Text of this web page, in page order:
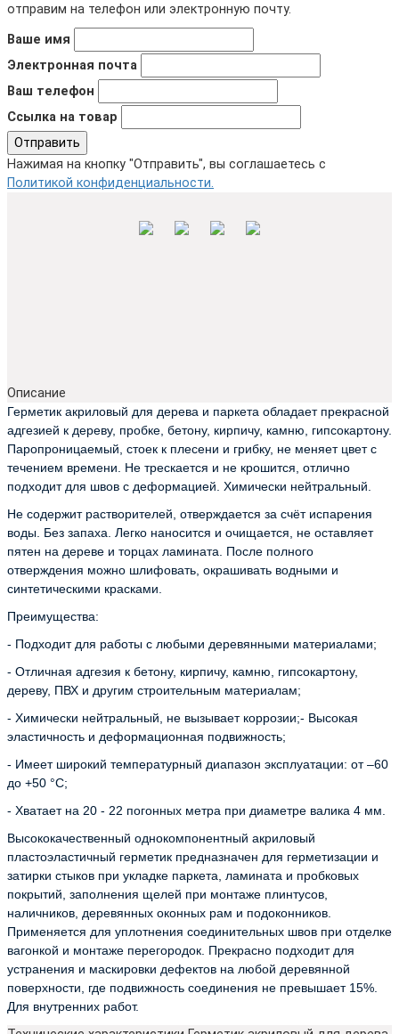
отправим на телефон или электронную почту.
Ваше имя
Электронная почта
Ваш телефон
Ссылка на товар
Отправить
Нажимая на кнопку "Отправить", вы соглашаетесь с
Политикой конфиденциальности.
Описание
Герметик акриловый для дерева и паркета обладает прекрасной
адгезией к дереву, пробке, бетону, кирпичу, камню, гипсокартону.
Паропроницаемый, стоек к плесени и грибку, не меняет цвет с
течением времени. Не трескается и не крошится, отлично
подходит для швов с деформацией. Химически нейтральный.
Не содержит растворителей, отверждается за счёт испарения
воды. Без запаха. Легко наносится и очищается, не оставляет
пятен на дереве и торцах ламината. После полного
отверждения можно шлифовать, окрашивать водными и
синтетическими красками.
Преимущества:
- Подходит для работы с любыми деревянными материалами;
- Отличная адгезия к бетону, кирпичу, камню, гипсокартону,
дереву, ПВХ и другим строительным материалам;
- Химически нейтральный, не вызывает коррозии;- Высокая
эластичность и деформационная подвижность;
- Имеет широкий температурный диапазон эксплуатации: от –60
до +50 °С;
- Хватает на 20 - 22 погонных метра при диаметре валика 4 мм.
Высококачественный однокомпонентный акриловый
пластоэластичный герметик предназначен для герметизации и
затирки стыков при укладке паркета, ламината и пробковых
покрытий, заполнения щелей при монтаже плинтусов,
наличников, деревянных оконных рам и подоконников.
Применяется для уплотнения соединительных швов при отделке
вагонкой и монтаже перегородок. Прекрасно подходит для
устранения и маскировки дефектов на любой деревянной
поверхности, где подвижность соединения не превышает 15%.
Для внутренних работ.